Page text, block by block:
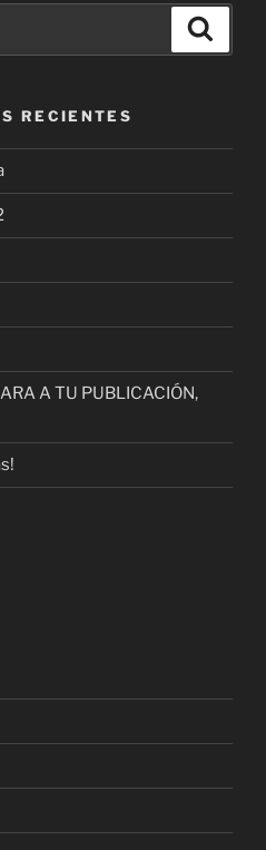
RECIENTES
A TU PUBLICACIÓN,